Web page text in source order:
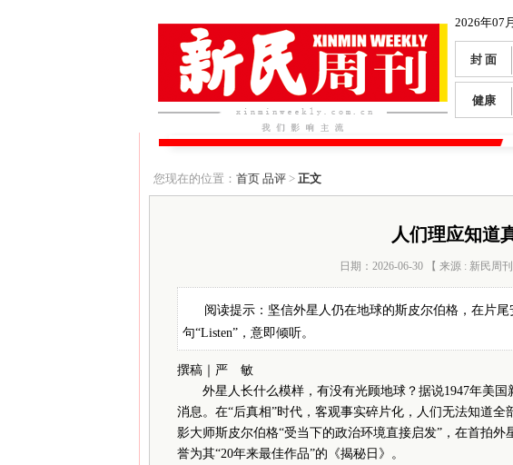
2026年07
封 面
健康
您现在的位置： 首页 品评> 正文
人们理应知道
日期：2026-06-30 【 来源 : 新民周刊
阅读提示：坚信外星人仍在地球的斯皮尔伯格，在片
句“Listen”，意即倾听。
撰稿｜严 敏
外星人长什么模样，有没有光顾地球？据说1947年美国
消息。在“后真相”时代，客观事实碎片化，人们无法知道
影大师斯皮尔伯格“受当下的政治环境直接启发”，在首拍
誉为其“20年来最佳作品”的《揭秘日》。